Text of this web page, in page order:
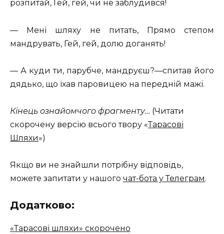
розпитай, Гей, гей, чи не заблудився!
— Мені шляху не питать, Прямо степом
мандрувать, Гей, гей, долю доганять!
— А куди ти, парубче, мандруєш?—спитав його
дядько, що їхав паровицею на передній мажі.
Кінець ознайомчого фрагменту… (Читати
скорочену версію всього твору «Тарасові
Шляхи»)
Якщо ви не знайшли потрібну відповідь,
можете запитати у нашого чат-бота у Телеграм.
Додатково:
«Тарасові шляхи» скорочено